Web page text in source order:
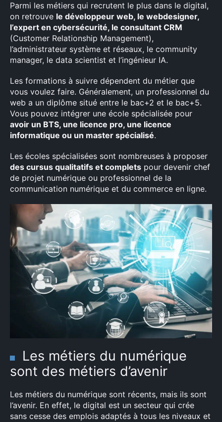
Parmi les métiers qui recrutent le plus dans le digital,
on retrouve le développeur web, le webdesigner,
l’expert en cybersécurité, le consultant CRM
(Customer Relationship Management),
l’administrateur système et réseaux, le community
manager, le data scientist et l’ingénieur IA.
Les formations à suivre dépendent du métier que
vous voulez faire. Généralement, un professionnel du
web a un diplôme situé entre le bac+2 et le bac+5.
Vous pouvez intégrer une école spécialisée pour
avoir un BTS, une licence pro, une licence
informatique ou un master spécialisé.
Les écoles spécialisées sont nombreuses à proposer
des cursus qualitatifs et complets pour devenir chef
de projet numérique ou professionnel de la
communication numérique et du commerce en ligne.
Les métiers du numérique
sont des métiers d’avenir
Les métiers du numérique sont récents, mais ils sont
l’avenir. En effet, le digital est un secteur qui crée
sans cesse des emplois adaptés à tous les niveaux et